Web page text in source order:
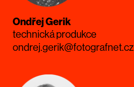
Ondřej Gerik
technická produkce
ondrej.gerik@fotografnet.cz